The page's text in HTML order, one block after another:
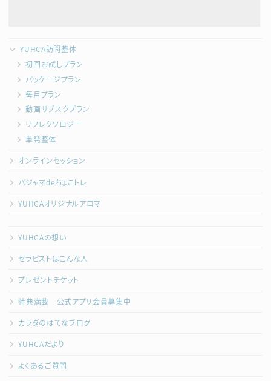
YUHCA訪問整体
初回お試しプラン
パッケージプラン
毎月プラン
動画サブスクプラン
リフレクソロジー
単発整体
オンラインセッション
パジャマdeちょこトレ
YUHCAオリジナルアロマ
YUHCAの想い
セラピストはこんな人
プレゼントチケット
特典満載 公式アプリ会員募集中
カラダのはてなブログ
YUHCAだより
よくあるご質問